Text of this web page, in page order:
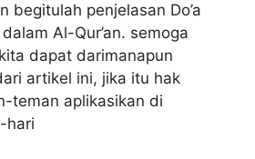
begitulah penjelasan Do’a
Al-Qur’an. semoga
dapat darimanapun
artikel ini, jika itu hak
teman aplikasikan di
hari